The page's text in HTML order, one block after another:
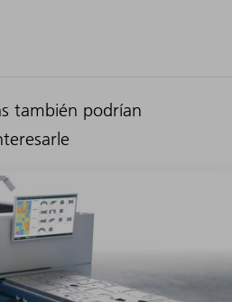
también podrían